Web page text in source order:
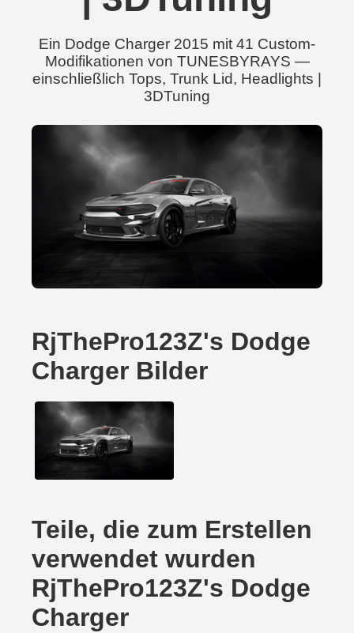
Ein Dodge Charger 2015 mit 41 Custom-
Modifikationen von TUNESBYRAYS —
einschließlich Tops, Trunk Lid, Headlights |
3DTuning
RjThePro123Z's Dodge
Charger Bilder
Teile, die zum Erstellen
verwendet wurden
RjThePro123Z's Dodge
Charger